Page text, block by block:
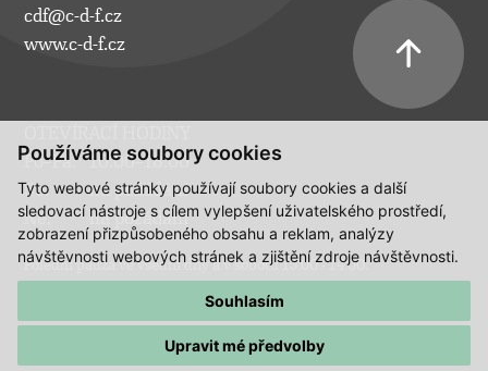
Používáme soubory cookies
Tyto webové stránky používají soubory cookies a další
sledovací nástroje s cílem vylepšení uživatelského prostředí,
zobrazení přizpůsobeného obsahu a reklam, analýzy
návštěvnosti webových stránek a zjištění zdroje návštěvnosti.
Souhlasím
Upravit mé předvolby
cdf@c-d-f.cz
www.c-d-f.cz
Po–Pá:
10.00–18.00
So:
na požádání
Ne:
na požádání
Polední pauza ve všední dny a v sobotu 13:00 - 14:00.